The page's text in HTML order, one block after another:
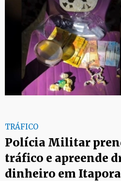
TRÁFICO
Polícia Militar
tráfico e apreende
dinheiro em